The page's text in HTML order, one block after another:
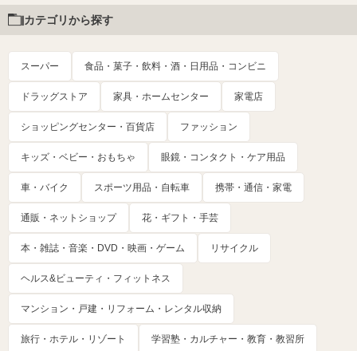
カテゴリから探す
スーパー 食品・菓子・飲料・酒・日用品・コンビニ
ドラッグストア 家具・ホームセンター 家電店
ショッピングセンター・百貨店 ファッション
キッズ・ベビー・おもちゃ 眼鏡・コンタクト・ケア用品
車・バイク スポーツ用品・自転車 携帯・通信・家電
通販・ネットショップ 花・ギフト・手芸
本・雑誌・音楽・DVD・映画・ゲーム リサイクル
ヘルス&ビューティ・フィットネス
マンション・戸建・リフォーム・レンタル収納
旅行・ホテル・リゾート 学習塾・カルチャー・教育・教習所